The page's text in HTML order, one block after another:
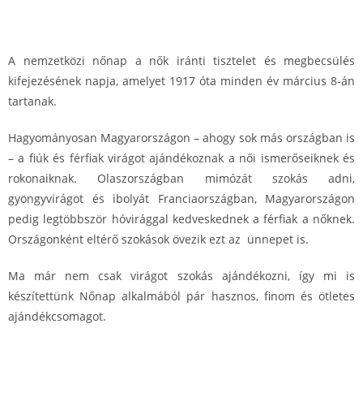
A nemzetközi nőnap a nők iránti tisztelet és megbecsülés
kifejezésének napja, amelyet 1917 óta minden év március 8-án
tartanak.
Hagyományosan Magyarországon – ahogy sok más országban is
– a fiúk és férfiak virágot ajándékoznak a női ismerőseiknek és
rokonaiknak. Olaszországban mimózát szokás adni,
gyöngyvirágot és ibolyát Franciaországban, Magyarországon
pedig legtöbbször hóvirággal kedveskednek a férfiak a nőknek.
Országonként eltérő szokások övezik ezt az ünnepet is.
Ma már nem csak virágot szokás ajándékozni, így mi is
készítettünk Nőnap alkalmából pár hasznos, finom és ötletes
ajándékcsomagot.